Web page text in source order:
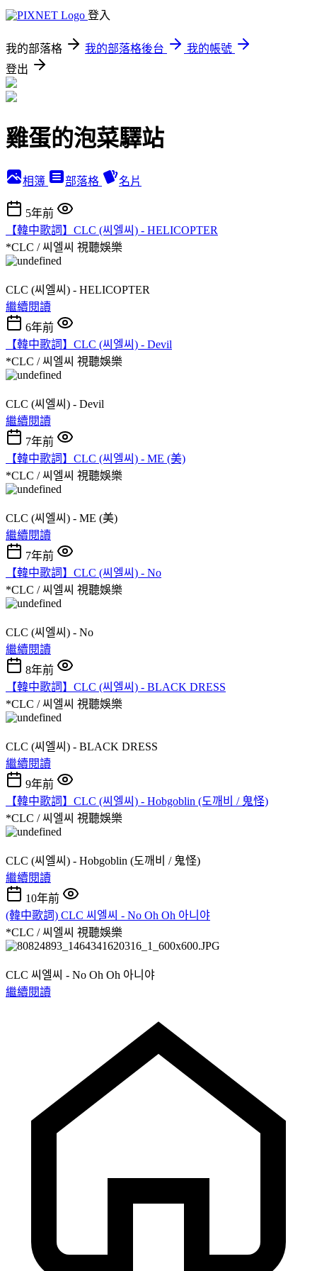
登入
我的部落格 我的部落格後台
我的帳號
登出
雞蛋的泡菜驛站
相簿 部落格 名片
5年前
【韓中歌詞】CLC (씨엘씨) - HELICOPTER
*CLC / 씨엘씨 視聽娛樂
CLC (씨엘씨) - HELICOPTER
繼續閱讀
6年前
【韓中歌詞】CLC (씨엘씨) - Devil
*CLC / 씨엘씨 視聽娛樂
CLC (씨엘씨) - Devil
繼續閱讀
7年前
【韓中歌詞】CLC (씨엘씨) - ME (美)
*CLC / 씨엘씨 視聽娛樂
CLC (씨엘씨) - ME (美)
繼續閱讀
7年前
【韓中歌詞】CLC (씨엘씨) - No
*CLC / 씨엘씨 視聽娛樂
CLC (씨엘씨) - No
繼續閱讀
8年前
【韓中歌詞】CLC (씨엘씨) - BLACK DRESS
*CLC / 씨엘씨 視聽娛樂
CLC (씨엘씨) - BLACK DRESS
繼續閱讀
9年前
【韓中歌詞】CLC (씨엘씨) - Hobgoblin (도깨비 / 鬼怪)
*CLC / 씨엘씨 視聽娛樂
CLC (씨엘씨) - Hobgoblin (도깨비 / 鬼怪)
繼續閱讀
10年前
(韓中歌詞) CLC 씨엘씨 - No Oh Oh 아니야
*CLC / 씨엘씨 視聽娛樂
CLC 씨엘씨 - No Oh Oh 아니야
繼續閱讀